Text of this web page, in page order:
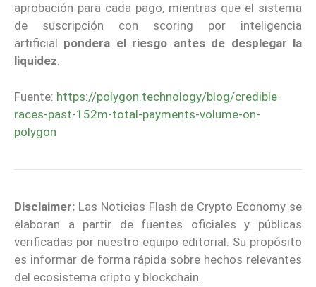
aprobación para cada pago, mientras que el sistema
de suscripción con scoring por inteligencia
artificial pondera el riesgo antes de desplegar la
liquidez.
Fuente: https://polygon.technology/blog/credible-
races-past-152m-total-payments-volume-on-
polygon
Disclaimer: Las Noticias Flash de Crypto Economy se
elaboran a partir de fuentes oficiales y públicas
verificadas por nuestro equipo editorial. Su propósito
es informar de forma rápida sobre hechos relevantes
del ecosistema cripto y blockchain.